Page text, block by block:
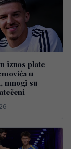
iznos plate
u
mnogi su